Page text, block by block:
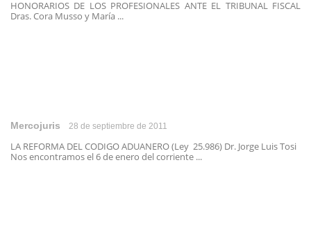
HONORARIOS DE LOS PROFESIONALES ANTE EL TRIBUNAL FISCAL
Dras. Cora Musso y María ...
Mercojuris 28 de septiembre de 2011
LA REFORMA DEL CODIGO ADUANERO (Ley 25.986) Dr. Jorge Luis Tosi
Nos encontramos el 6 de enero del corriente ...